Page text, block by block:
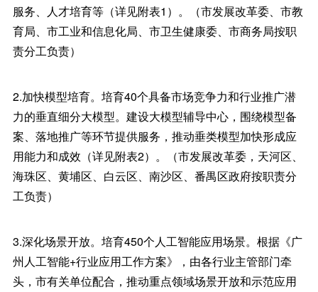
服务、人才培育等（详见附表1）。（市发展改革委、市教
育局、市工业和信息化局、市卫生健康委、市商务局按职
责分工负责）
2.加快模型培育。培育40个具备市场竞争力和行业推广潜
力的垂直细分大模型。建设大模型辅导中心，围绕模型备
案、落地推广等环节提供服务，推动垂类模型加快形成应
用能力和成效（详见附表2）。（市发展改革委，天河区、
海珠区、黄埔区、白云区、南沙区、番禺区政府按职责分
工负责）
3.深化场景开放。培育450个人工智能应用场景。根据《广
州人工智能+行业应用工作方案》，由各行业主管部门牵
头，市有关单位配合，推动重点领域场景开放和示范应用